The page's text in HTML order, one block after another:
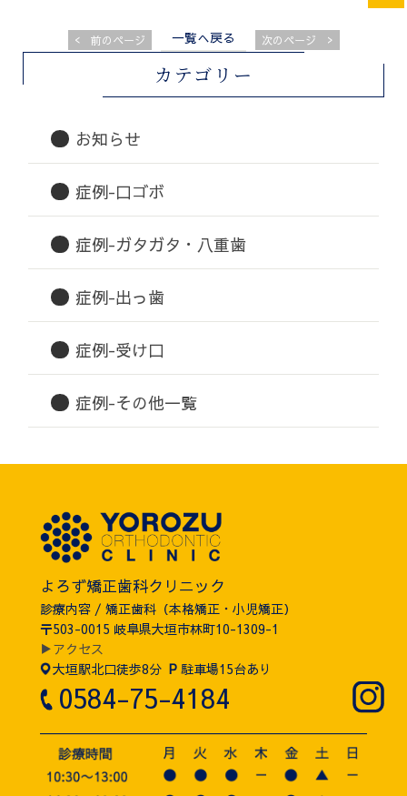
カテゴリー
お知らせ
症例-口ゴボ
症例-ガタガタ・八重歯
症例-出っ歯
症例-受け口
症例-その他一覧
<前のページ 一覧へ戻る 次のページ >
よろず矯正歯科クリニック
診療内容 / 矯正歯科（本格矯正・小児矯正）
〒503-0015 岐阜県大垣市林町10-1309-1
▶アクセス
大垣駅北口徒歩8分 P 駐車場15台あり
0584-75-4184